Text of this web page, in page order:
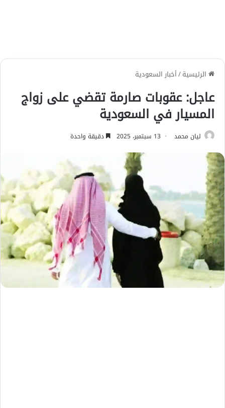
الرئيسية/أخبار السعودية
عاجل: عقوبات صارمة تقضي على زواج
المسيار في السعودية
ليان محمد 13 سبتمبر، 2025 دقيقة واحدة